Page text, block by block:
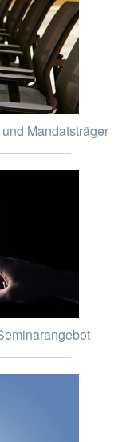
Mandatsträger